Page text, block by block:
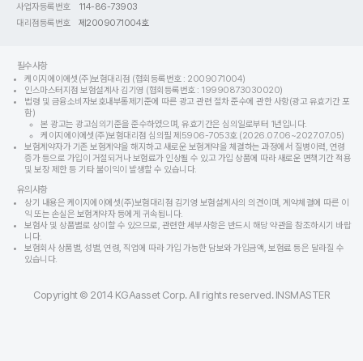
사업자등록번호
114-86-73903
대리점등록번호
제2009071004호
필수사항
케이지에이에셋(주)보험대리점 (협회등록번호 : 2009071004)
인스마스터지점 보험설계사 김기영 (협회등록번호 : 19990873030020)
법령 및 금융소비자보호내부통제기준에 따른 광고 관련 절차 준수에 관한 사항(광고 유효기간 포
함)
본 광고는 광고심의기준을 준수하였으며, 유효기간은 심의일로부터 1년입니다.
케이지에이에셋(주)보험대리점 심의필 제5906-7053호 (2026.07.06~2027.07.05)
보험계약자가 기존 보험계약을 해지하고 새로운 보험계약을 체결하는 과정에서 질병이력, 연령
증가 등으로 가입이 거절되거나 보험료가 인상될 수 있고 가입 상품에 따라 새로운 면책기간 적용
및 보장 제한 등 기타 불이익이 발생할 수 있습니다.
유의사항
상기 내용은 케이지에이에셋(주)보험대리점 김기영 보험설계사의 의견이며, 계약체결에 따른 이
익 또는 손실은 보험계약자 등에게 귀속됩니다.
보험사 및 상품별로 상이할 수 있으므로, 관련한 세부사항은 반드시 해당 약관을 참조하시기 바랍
니다.
보험회사 상품별, 성별, 연령, 직업에 따라 가입 가능한 담보와 가입금액, 보험료 등은 달라질 수
있습니다.
Copyright © 2014 KGAasset Corp. All rights reserved. INSMASTER